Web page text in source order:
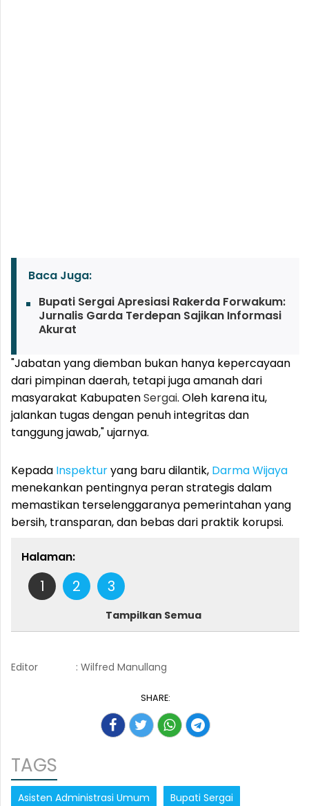
Baca Juga:
Bupati Sergai Apresiasi Rakerda Forwakum:
Jurnalis Garda Terdepan Sajikan Informasi
Akurat
"Jabatan yang diemban bukan hanya kepercayaan
dari pimpinan daerah, tetapi juga amanah dari
masyarakat KabupatenSergai. Oleh karena itu,
jalankan tugas dengan penuh integritas dan
tanggung jawab," ujarnya.
Kepada Inspekturyang baru dilantik, Darma Wijaya
menekankan pentingnya peran strategis dalam
memastikan terselenggaranya pemerintahan yang
bersih, transparan, dan bebas dari praktik korupsi.
Halaman:
1 2 3
Tampilkan Semua
Editor : Wilfred Manullang
SHARE:
TAGS
Asisten Administrasi Umum Bupati Sergai